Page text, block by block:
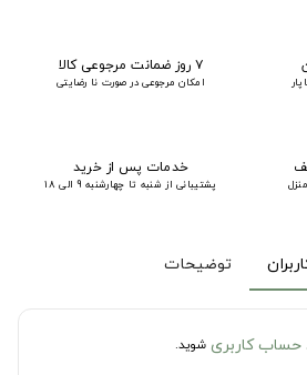
۷ روز ضمانت مرجوعی کالا
امکان مرجوعی در صورت نا رضایتی
خدمات پس از خرید
پشتیبانی از شنبه تا چهارشنبه 9 الی 18
توضیحات
حساب کاربری شوید.